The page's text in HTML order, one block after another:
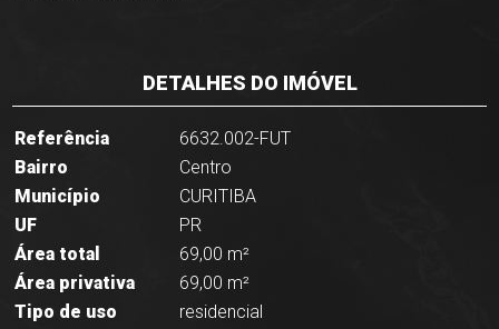
DETALHES DO IMÓVEL
Referência
6632.002-FUT
Bairro
Centro
Município
CURITIBA
UF
PR
Área total
69,00 m²
Área privativa
69,00 m²
Tipo de uso
residencial